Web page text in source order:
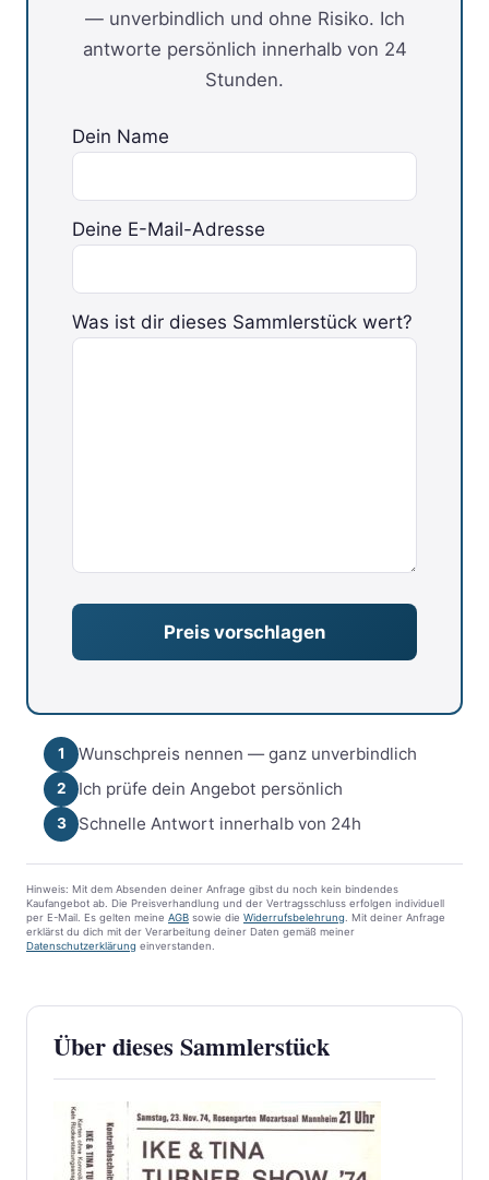
— unverbindlich und ohne Risiko. Ich
antworte persönlich innerhalb von 24
Stunden.
Dein Name
Deine E-Mail-Adresse
Bitte lasse dieses Feld leer.
Was ist dir dieses Sammlerstück wert?
1 Wunschpreis nennen — ganz unverbindlich
2 Ich prüfe dein Angebot persönlich
3 Schnelle Antwort innerhalb von 24h
Hinweis: Mit dem Absenden deiner Anfrage gibst du noch kein bindendes
Kaufangebot ab. Die Preisverhandlung und der Vertragsschluss erfolgen individuell
per E-Mail. Es gelten meine AGB sowie die Widerrufsbelehrung . Mit deiner Anfrage
erklärst du dich mit der Verarbeitung deiner Daten gemäß meiner
Datenschutzerklärung einverstanden.
Über dieses Sammlerstück